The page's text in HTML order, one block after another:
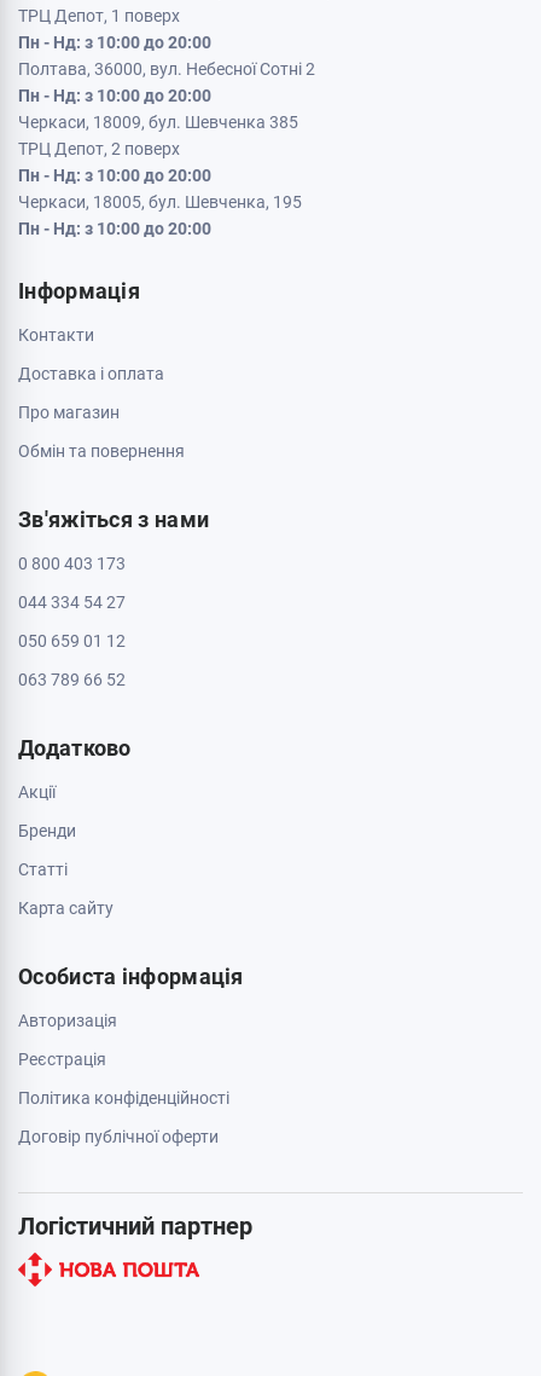
ТРЦ Депот, 1 поверх
Пн - Нд: з 10:00 до 20:00
Полтава, 36000, вул. Небесної Сотні 2
Пн - Нд: з 10:00 до 20:00
Черкаси, 18009, бул. Шевченка 385
ТРЦ Депот, 2 поверх
Пн - Нд: з 10:00 до 20:00
Черкаси, 18005, бул. Шевченка, 195
Пн - Нд: з 10:00 до 20:00
Інформація
Контакти
Доставка і оплата
Про магазин
Обмін та повернення
Зв'яжіться з нами
0 800 403 173
044 334 54 27
050 659 01 12
063 789 66 52
Додатково
Акції
Бренди
Cтатті
Карта сайту
Особиста інформація
Авторизація
Реєстрація
Політика конфіденційності
Договір публічної оферти
Логістичний партнер